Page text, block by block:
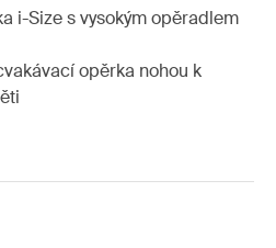
i-Size s vysokým opěradlem
opěrka nohou k